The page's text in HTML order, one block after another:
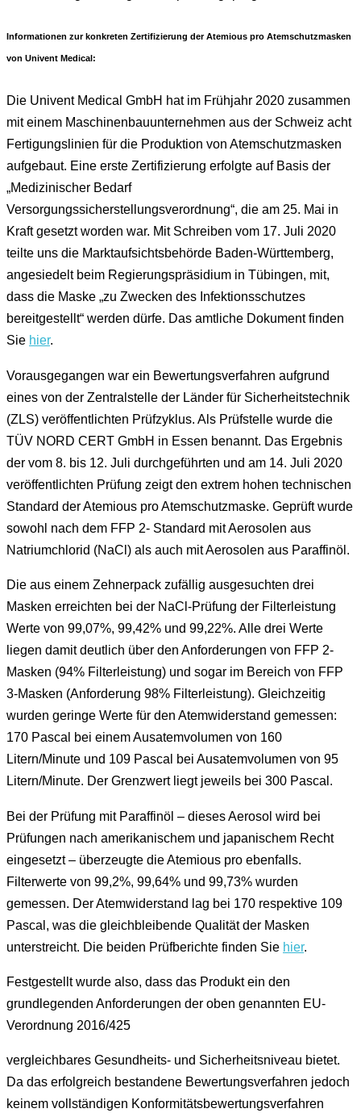
Informationen zur konkreten Zertifizierung der Atemious pro Atemschutzmasken
von Univent Medical:
Die Univent Medical GmbH hat im Frühjahr 2020 zusammen
mit einem Maschinenbauunternehmen aus der Schweiz acht
Fertigungslinien für die Produktion von Atemschutzmasken
aufgebaut. Eine erste Zertifizierung erfolgte auf Basis der
„Medizinischer Bedarf
Versorgungssicherstellungsverordnung“, die am 25. Mai in
Kraft gesetzt worden war. Mit Schreiben vom 17. Juli 2020
teilte uns die Marktaufsichtsbehörde Baden-Württemberg,
angesiedelt beim Regierungspräsidium in Tübingen, mit,
dass die Maske „zu Zwecken des Infektionsschutzes
bereitgestellt“ werden dürfe. Das amtliche Dokument finden
Sie hier.
Vorausgegangen war ein Bewertungsverfahren aufgrund
eines von der Zentralstelle der Länder für Sicherheitstechnik
(ZLS) veröffentlichten Prüfzyklus. Als Prüfstelle wurde die
TÜV NORD CERT GmbH in Essen benannt. Das Ergebnis
der vom 8. bis 12. Juli durchgeführten und am 14. Juli 2020
veröffentlichten Prüfung zeigt den extrem hohen technischen
Standard der Atemious pro Atemschutzmaske. Geprüft wurde
sowohl nach dem FFP 2- Standard mit Aerosolen aus
Natriumchlorid (NaCl) als auch mit Aerosolen aus Paraffinöl.
Die aus einem Zehnerpack zufällig ausgesuchten drei
Masken erreichten bei der NaCl-Prüfung der Filterleistung
Werte von 99,07%, 99,42% und 99,22%. Alle drei Werte
liegen damit deutlich über den Anforderungen von FFP 2-
Masken (94% Filterleistung) und sogar im Bereich von FFP
3-Masken (Anforderung 98% Filterleistung). Gleichzeitig
wurden geringe Werte für den Atemwiderstand gemessen:
170 Pascal bei einem Ausatemvolumen von 160
Litern/Minute und 109 Pascal bei Ausatemvolumen von 95
Litern/Minute. Der Grenzwert liegt jeweils bei 300 Pascal.
Bei der Prüfung mit Paraffinöl – dieses Aerosol wird bei
Prüfungen nach amerikanischem und japanischem Recht
eingesetzt – überzeugte die Atemious pro ebenfalls.
Filterwerte von 99,2%, 99,64% und 99,73% wurden
gemessen. Der Atemwiderstand lag bei 170 respektive 109
Pascal, was die gleichbleibende Qualität der Masken
unterstreicht. Die beiden Prüfberichte finden Sie hier.
Festgestellt wurde also, dass das Produkt ein den
grundlegenden Anforderungen der oben genannten EU-
Verordnung 2016/425
vergleichbares Gesundheits- und Sicherheitsniveau bietet.
Da das erfolgreich bestandene Bewertungsverfahren jedoch
keinem vollständigen Konformitätsbewertungsverfahren